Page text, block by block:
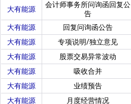
大有能源
会计师事务所问询函回复公
告
大有能源 回复问询函公告
大有能源
专项说明/独立意见
大有能源
股票交易异常波动
大有能源
吸收合并
大有能源
业绩预告
大有能源
月度经营情况